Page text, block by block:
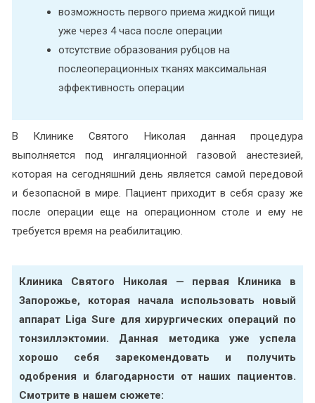
возможность первого приема жидкой пищи
уже через 4 часа после операции
отсутствие образования рубцов на
послеоперационных тканях максимальная
эффективность операции
В Клинике Святого Николая данная процедура
выполняется под ингаляционной газовой анестезией,
которая на сегодняшний день является самой передовой
и безопасной в мире. Пациент приходит в себя сразу же
после операции еще на операционном столе и ему не
требуется время на реабилитацию.
Клиника Святого Николая — первая Клиника в
Запорожье, которая начала использовать новый
аппарат Liga Sure для хирургических операций по
тонзиллэктомии. Данная методика уже успела
хорошо себя зарекомендовать и получить
одобрения и благодарности от наших пациентов.
Смотрите в нашем сюжете: